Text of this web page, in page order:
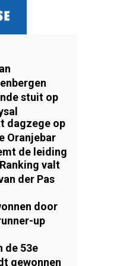
stuit op
dagzege op
Oranjebar
de leiding
valt
der Pas
door
up
de 53e
gewonnen